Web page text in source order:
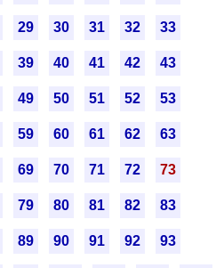
29 30 31 32 33
39 40 41 42 43
49 50 51 52 53
59 60 61 62 63
69 70 71 72 73
79 80 81 82 83
89 90 91 92 93